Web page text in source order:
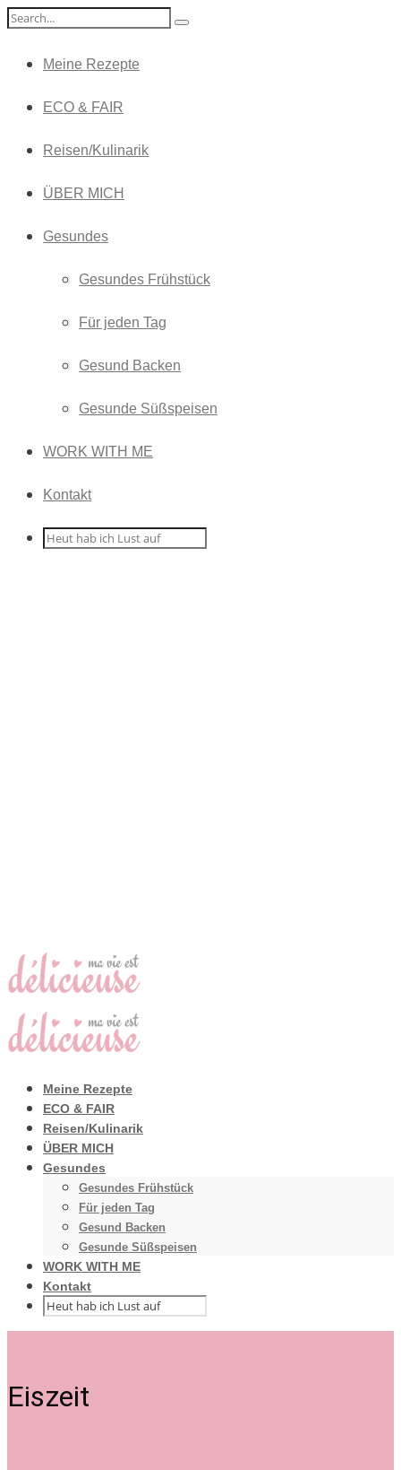
Meine Rezepte
ECO & FAIR
Reisen/Kulinarik
ÜBER MICH
Gesundes
Gesundes Frühstück
Für jeden Tag
Gesund Backen
Gesunde Süßspeisen
WORK WITH ME
Kontakt
Meine Rezepte
ECO & FAIR
Reisen/Kulinarik
ÜBER MICH
Gesundes
Gesundes Frühstück
Für jeden Tag
Gesund Backen
Gesunde Süßspeisen
WORK WITH ME
Kontakt
Eiszeit